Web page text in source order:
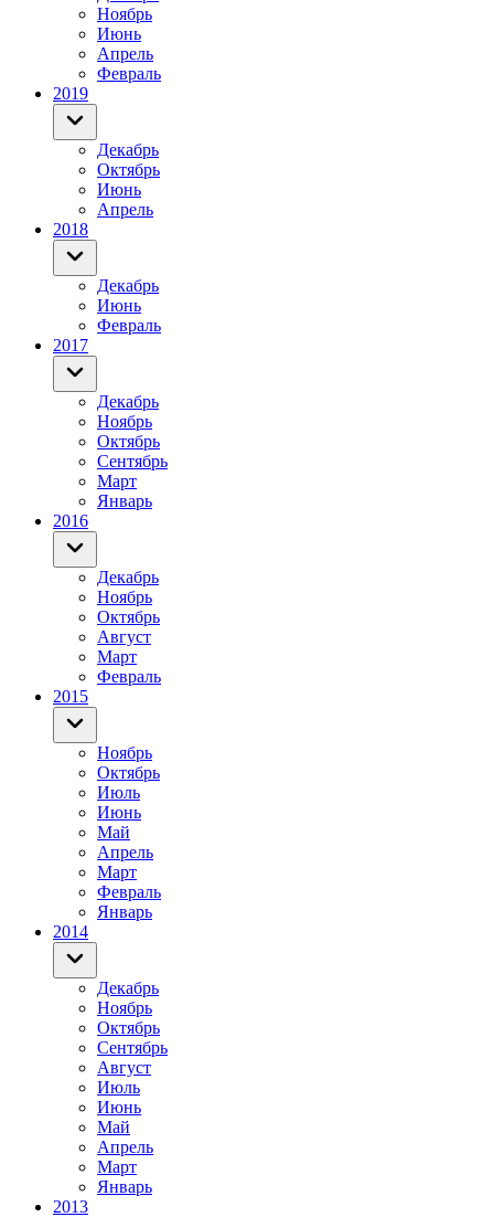
Ноябрь
Июнь
Апрель
Февраль
2019
Декабрь
Октябрь
Июнь
Апрель
2018
Декабрь
Июнь
Февраль
2017
Декабрь
Ноябрь
Октябрь
Сентябрь
Март
Январь
2016
Декабрь
Ноябрь
Октябрь
Август
Март
Февраль
2015
Ноябрь
Октябрь
Июль
Июнь
Май
Апрель
Март
Февраль
Январь
2014
Декабрь
Ноябрь
Октябрь
Сентябрь
Август
Июль
Июнь
Май
Апрель
Март
Январь
2013